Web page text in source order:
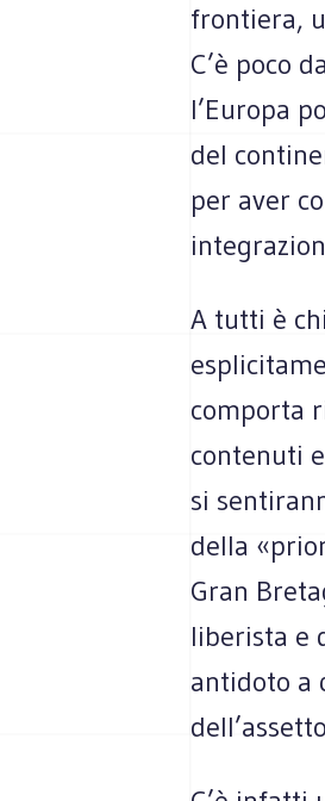
frontiera,
C’è poco
l’Europa
del
per aver
A tutti è
comporta
contenuti
si
della
Gran
liberista e
antidoto a